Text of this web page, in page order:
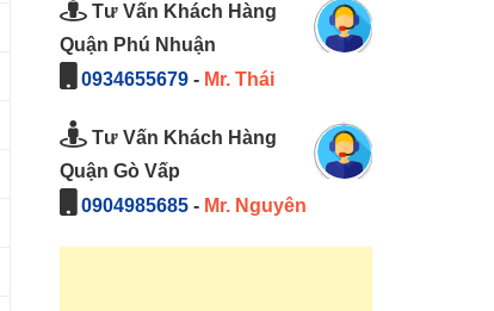
Tư Vấn Khách Hàng
Quận Phú Nhuận
0934655679- Mr. Thái
Tư Vấn Khách Hàng
Quận Gò Vấp
0904985685- Mr. Nguyên